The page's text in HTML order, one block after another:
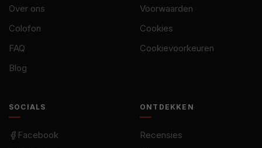
Over ons
Colofon
FAQ
Blog
Voorwaarden
Cookies
Cookievoorkeuren
SOCIALS
Facebook
ONTDEKKEN
Recensies